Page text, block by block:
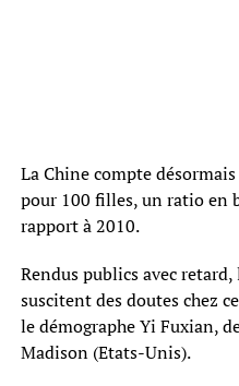
La Chine compte
pour 100 filles, un ratio en
rapport à 2010.
Rendus publics avec
suscitent des doutes chez
le démographe Yi Fuxian,
Madison (Etats-Unis).